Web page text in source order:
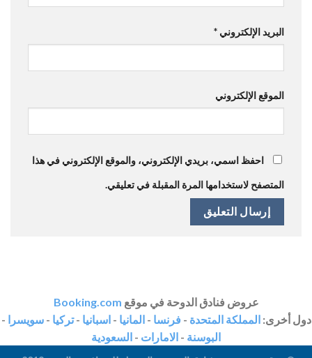
البريد الإلكتروني *
الموقع الإلكتروني
احفظ اسمي، بريدي الإلكتروني، والموقع الإلكتروني في هذا
المتصفح لاستخدامها المرة المقبلة في تعليقي.
عروض فنادق الدوحة في موقع Booking.com
دول أخرى:المملكة المتحدة - فرنسا -المانيا -اسبانيا -تركيا -سويسرا -
البوسنة - الامارات - السعودية